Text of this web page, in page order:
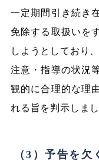
一定期間引き続き
免除する取扱いを
しようとしており
注意・指導の状況
観的に合理的な理
れる旨を判示しま
（3）予告を